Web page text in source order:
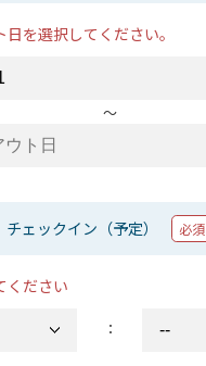
を選択してください。
〜
チェックイン（予定） 必須
ください
：